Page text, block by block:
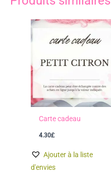
Carte cadeau
4.30£
Ajouter à la liste
d'envies